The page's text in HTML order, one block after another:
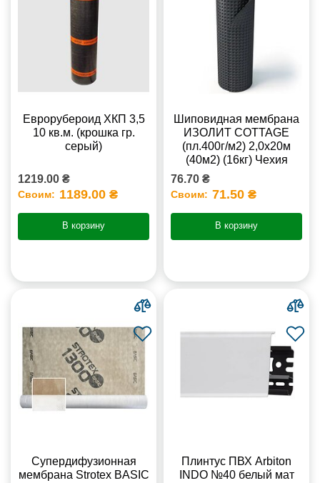
Еврорубероид ХКП 3,5
10 кв.м. (крошка гр.
серый)
1219.00 ₴
Своим: 1189.00 ₴
В корзину
Шиповидная мембрана
ИЗОЛИТ COTTAGE
(пл.400г/м2) 2,0x20м
(40м2) (16кг) Чехия
76.70 ₴
Своим: 71.50 ₴
В корзину
Супердифузионная
мембрана Strotex BASIC
Плинтус ПВХ Arbiton
INDO №40 белый мат